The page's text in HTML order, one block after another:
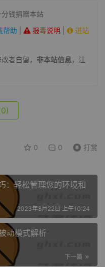
分钱捐赠本站
帮助 报毒说明
进站
者自留， 非本站信息，注
0 0 打赏
：轻松管理您的环境和
2023年8月22日 上午10:24
动模式解析
下一篇